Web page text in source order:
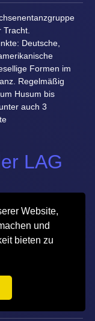
Website,
und
bieten zu
Deutsche,
Formen im
Regelmäßig
Husum bis
auch 3
LAG
Postleitzahl